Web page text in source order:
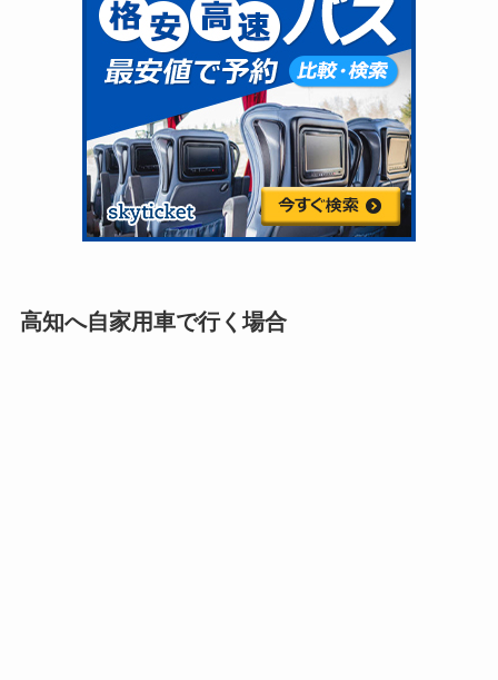
高知へ自家用車で行く場合